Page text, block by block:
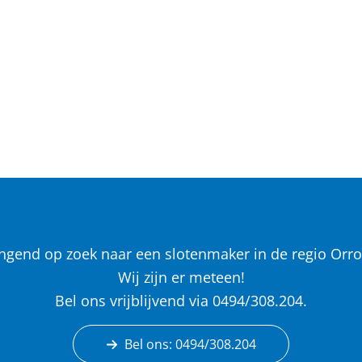
op zoek naar een slotenmaker in de regio
Wij zijn er meteen!
Bel ons vrijblijvend via 0494/308.204.
Bel ons: 0494/308.204